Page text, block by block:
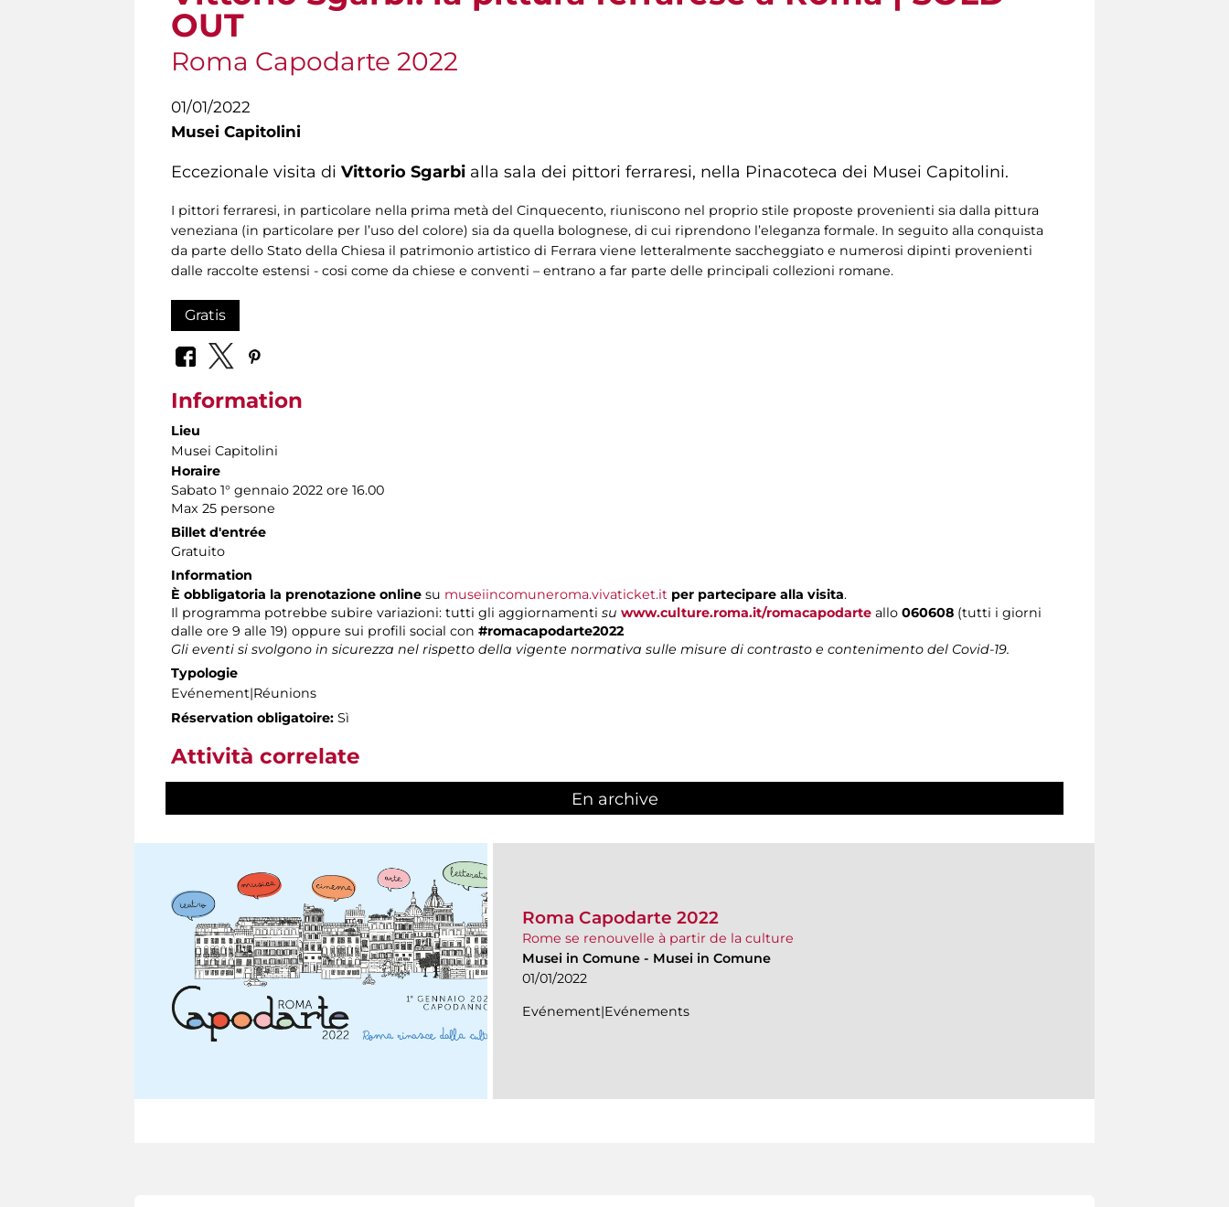
OUT
Roma Capodarte 2022
01/01/2022
Musei Capitolini
Eccezionale visita di Vittorio Sgarbi alla sala dei pittori ferraresi, nella Pinacoteca dei Musei Capitolini.
I pittori ferraresi, in particolare nella prima metà del Cinquecento, riuniscono nel proprio stile proposte provenienti sia dalla pittura
veneziana (in particolare per l’uso del colore) sia da quella bolognese, di cui riprendono l’eleganza formale. In seguito alla conquista
da parte dello Stato della Chiesa il patrimonio artistico di Ferrara viene letteralmente saccheggiato e numerosi dipinti provenienti
dalle raccolte estensi - cosi come da chiese e conventi – entrano a far parte delle principali collezioni romane.
Gratis
Information
Lieu
Musei Capitolini
Horaire
Sabato 1° gennaio 2022 ore 16.00
Max 25 persone
Billet d'entrée
Gratuito
Information
È obbligatoria la prenotazione online su museiincomuneroma.vivaticket.it per partecipare alla visita.
Il programma potrebbe subire variazioni: tutti gli aggiornamenti su www.culture.roma.it/romacapodarte allo 060608 (tutti i giorni
dalle ore 9 alle 19) oppure sui profili social con #romacapodarte2022
Gli eventi si svolgono in sicurezza nel rispetto della vigente normativa sulle misure di contrasto e contenimento del Covid-19.
Typologie
Evénement|Réunions
Réservation obligatoire: Sì
Attività correlate
En archive
Roma Capodarte 2022
Rome se renouvelle à partir de la culture
Musei in Comune - Musei in Comune
01/01/2022
Evénement|Evénements